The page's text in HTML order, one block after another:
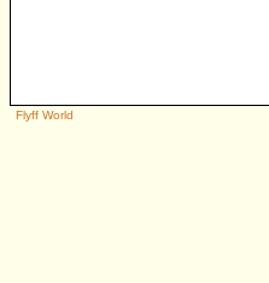
Flyff World